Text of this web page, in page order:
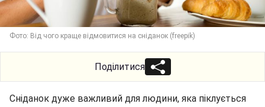
Фото: Від чого краще відмовитися на сніданок (freepik)
Поділитися
Сніданок дуже важливий для людини, яка піклується